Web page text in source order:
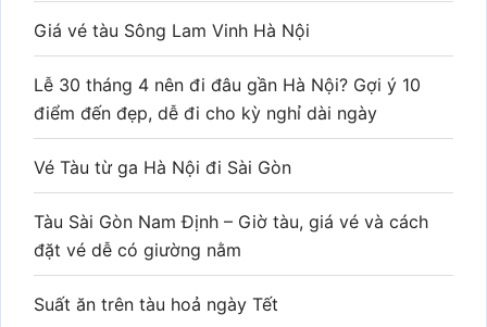
Giá vé tàu Sông Lam Vinh Hà Nội
Lễ 30 tháng 4 nên đi đâu gần Hà Nội? Gợi ý 10
điểm đến đẹp, dễ đi cho kỳ nghỉ dài ngày
Vé Tàu từ ga Hà Nội đi Sài Gòn
Tàu Sài Gòn Nam Định – Giờ tàu, giá vé và cách
đặt vé dễ có giường nằm
Suất ăn trên tàu hoả ngày Tết